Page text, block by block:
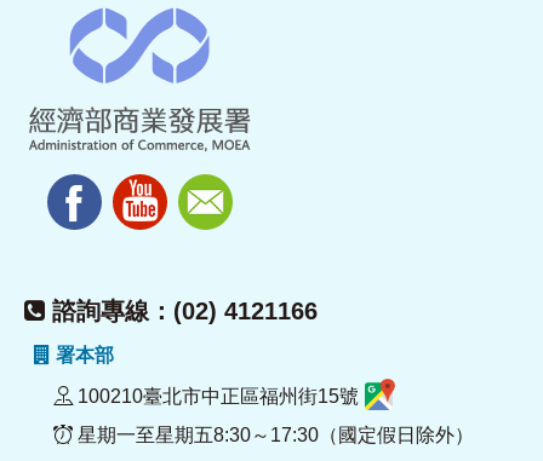
諮詢專線：(02) 4121166
署本部
100210臺北市中正區福州街15號
星期一至星期五8:30～17:30（國定假日除外）